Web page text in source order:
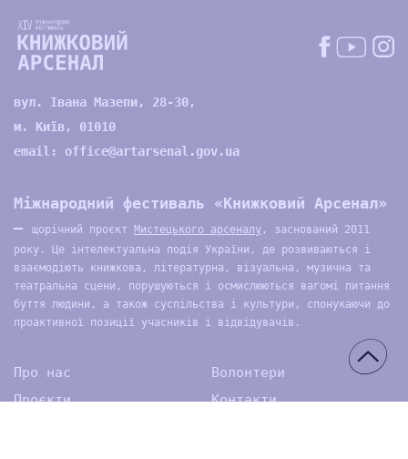
вул. Івана Мазепи, 28-30,
м. Київ, 01010
email: office@artarsenal.gov.ua
Міжнародний фестиваль «Книжковий Арсенал»
—
щорічний проєкт Мистецького арсеналу , заснований 2011
року. Це інтелектуальна подія України, де розвиваються і
взаємодіють книжкова, літературна, візуальна, музична та
театральна сцени, порушуються і осмислюються вагомі питання
буття людини, а також суспільства і культури, спонукаючи до
проактивної позиції учасників і відвідувачів.
Про нас
Проєкти
Волонтери
Контакти